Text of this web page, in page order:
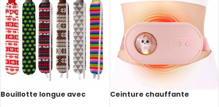
Bouillotte longue avec
Ceinture chauffante